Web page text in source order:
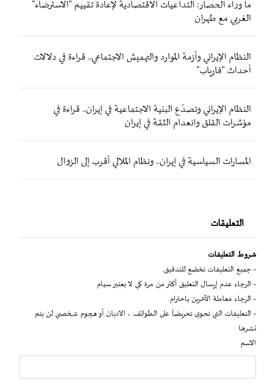
ما وراء الحصار: التداعيات الاقتصادية لإعادة تقييم "الاسترضاء"
الغربي مع طهران
النظام الإيراني وأزمة الموارد والتهميش الاجتماعي.. قراءة في دلالات
أحداث "فارياب"
النظام الإيراني وتصدّع البنية الاجتماعية في إيران.. قراءة في
مؤشرات القلق وانعدام الثقة في إيران
المسارات السياسية في إيران.. ونظام الملالي أقرب إلى الزوال
التعليقات
شروط التعليقات
- جميع التعليقات تخضع للتدقيق.
- الرجاء عدم إرسال التعليق أكثر من مرة كي لا يعتبر سبام
- الرجاء معاملة الآخرين باحترام.
- التعليقات التي تحوي تحريضاً على الطوائف ، الاديان أو هجوم شخصي لن يتم
نشرها
الاسم